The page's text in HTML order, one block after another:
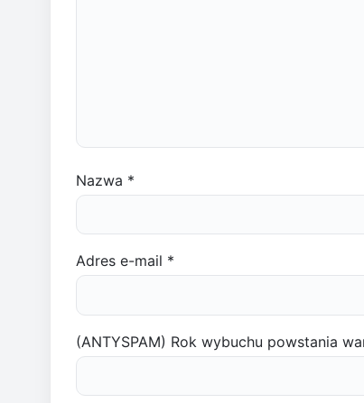
Nazwa *
Adres e-mail *
(ANTYSPAM) Rok wybuchu powstania